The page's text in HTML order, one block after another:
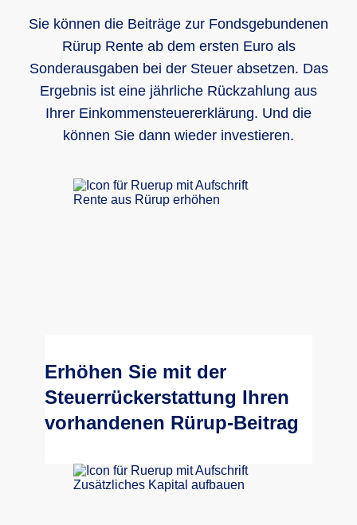
Sie können die Beiträge zur Fondsgebundenen
Rürup Rente ab dem ersten Euro als
Sonderausgaben bei der Steuer absetzen. Das
Ergebnis ist eine jährliche Rückzahlung aus
Ihrer Einkommensteuererklärung. Und die
können Sie dann wieder investieren.
Erhöhen Sie mit der
Steuerrückerstattung Ihren
vorhandenen Rürup-Beitrag